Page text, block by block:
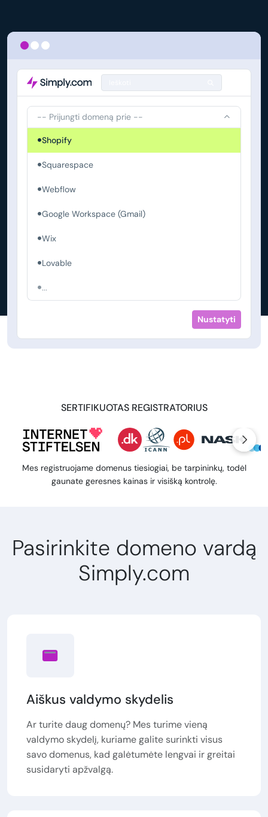
-- Prijungti domeną prie --
Shopify
Squarespace
Webflow
Google Workspace (Gmail)
Wix
Lovable
...
Nustatyti
SERTIFIKUOTAS REGISTRATORIUS
Mes registruojame domenus tiesiogiai, be tarpininkų, todėl
gaunate geresnes kainas ir visišką kontrolę.
Pasirinkite domeno vardą
Simply.com
Aiškus valdymo skydelis
Ar turite daug domenų? Mes turime vieną
valdymo skydelį, kuriame galite surinkti visus
savo domenus, kad galėtumėte lengvai ir greitai
susidaryti apžvalgą.